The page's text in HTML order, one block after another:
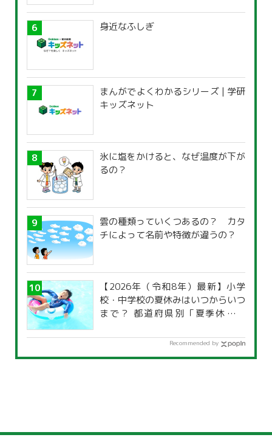
身近なふしぎ
まんがでよくわかるシリーズ | 学研
キッズネット
氷に塩をかけると、なぜ温度が下が
るの？
雲の種類っていくつあるの？ カタ
チによって名前や特徴が違うの？
【2026年（令和8年）最新】小学
校・中学校の夏休みはいつからいつ
まで？ 都道府県別「夏季休暇一
Recommended by